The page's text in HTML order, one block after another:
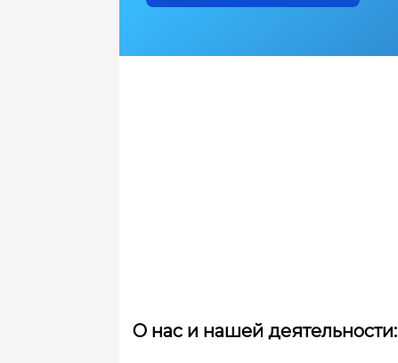
О нас и нашей деятельности: